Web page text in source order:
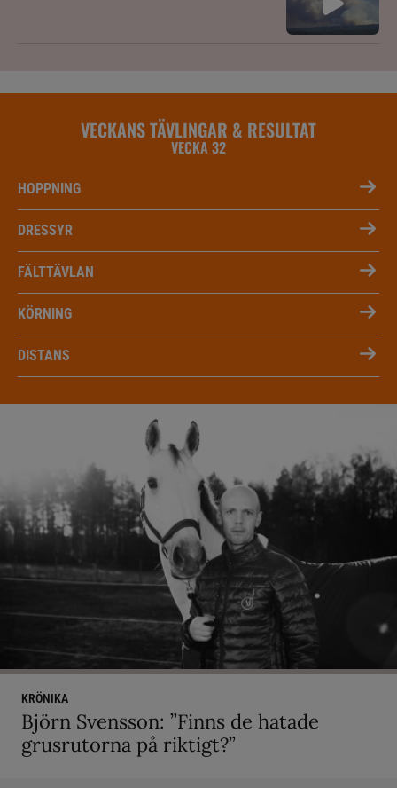
VECKANS TÄVLINGAR & RESULTAT
VECKA 32
HOPPNING
DRESSYR
FÄLTTÄVLAN
KÖRNING
DISTANS
KRÖNIKA
Björn Svensson: ”Finns de hatade
grusrutorna på riktigt?”